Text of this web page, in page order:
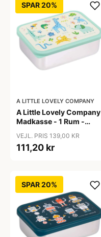
SPAR 20%
A LITTLE LOVELY COMPANY
A Little Lovely Company
Madkasse - 1 Rum -
Jungle
VEJL. PRIS 139,00 KR
111,20 kr
SPAR 20%